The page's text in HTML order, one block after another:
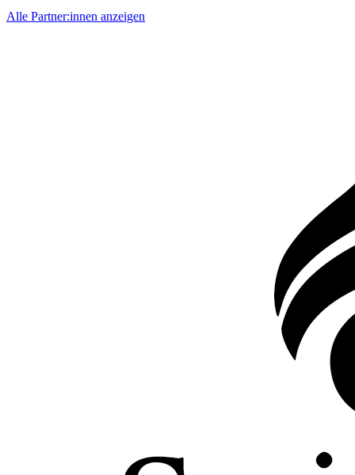
Alle Partner:innen anzeigen